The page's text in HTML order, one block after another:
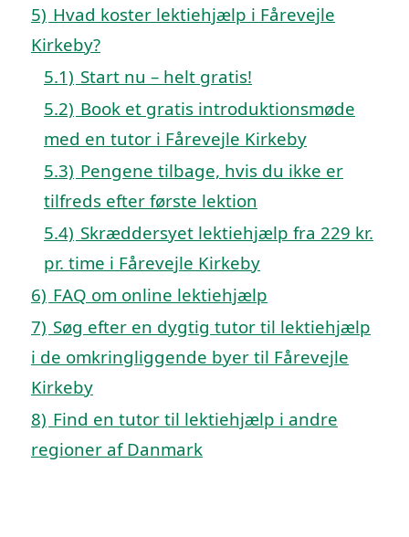
5) Hvad koster lektiehjælp i Fårevejle
Kirkeby?
5.1) Start nu – helt gratis!
5.2) Book et gratis introduktionsmøde
med en tutor i Fårevejle Kirkeby
5.3) Pengene tilbage, hvis du ikke er
tilfreds efter første lektion
5.4) Skræddersyet lektiehjælp fra 229 kr.
pr. time i Fårevejle Kirkeby
6) FAQ om online lektiehjælp
7) Søg efter en dygtig tutor til lektiehjælp
i de omkringliggende byer til Fårevejle
Kirkeby
8) Find en tutor til lektiehjælp i andre
regioner af Danmark